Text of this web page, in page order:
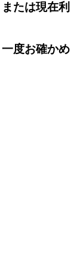
たは現在利
度お確かめ